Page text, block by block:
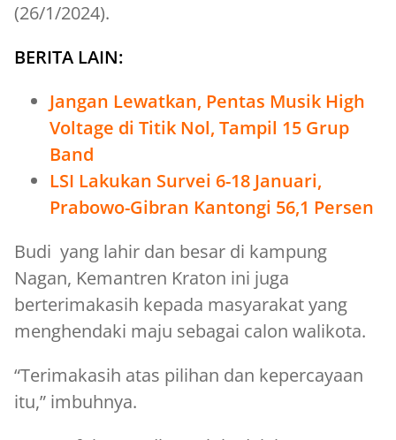
(26/1/2024).
BERITA LAIN:
Jangan Lewatkan, Pentas Musik High
Voltage di Titik Nol, Tampil 15 Grup
Band
LSI Lakukan Survei 6-18 Januari,
Prabowo-Gibran Kantongi 56,1 Persen
Budi yang lahir dan besar di kampung
Nagan, Kemantren Kraton ini juga
berterimakasih kepada masyarakat yang
menghendaki maju sebagai calon walikota.
“Terimakasih atas pilihan dan kepercayaan
itu,” imbuhnya.